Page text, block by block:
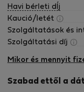
Havi bérleti dÍj
Kaució/letét
Szolgáltatások és
Szolgáltatási díj
Mikor és mennyit
Szabad ettől a